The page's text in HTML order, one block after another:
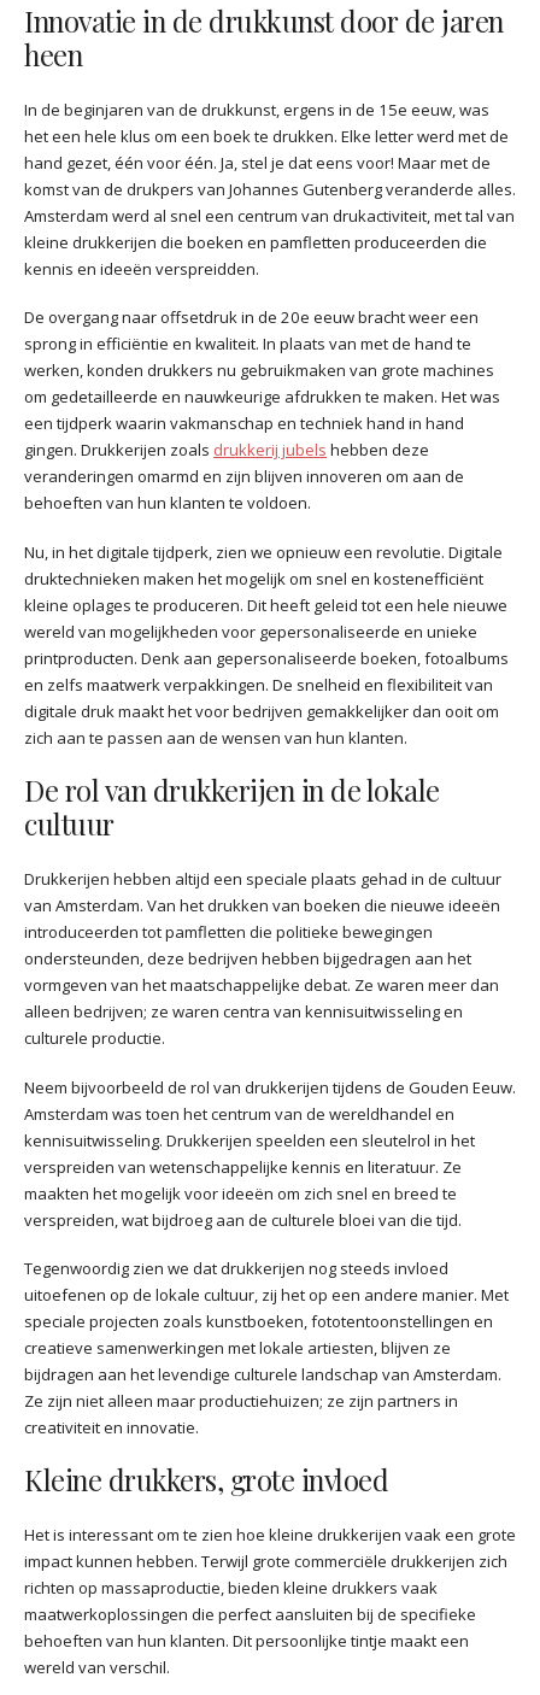
Innovatie in de drukkunst door de jaren
heen
In de beginjaren van de drukkunst, ergens in de 15e eeuw, was
het een hele klus om een boek te drukken. Elke letter werd met de
hand gezet, één voor één. Ja, stel je dat eens voor! Maar met de
komst van de drukpers van Johannes Gutenberg veranderde alles.
Amsterdam werd al snel een centrum van drukactiviteit, met tal van
kleine drukkerijen die boeken en pamfletten produceerden die
kennis en ideeën verspreidden.
De overgang naar offsetdruk in de 20e eeuw bracht weer een
sprong in efficiëntie en kwaliteit. In plaats van met de hand te
werken, konden drukkers nu gebruikmaken van grote machines
om gedetailleerde en nauwkeurige afdrukken te maken. Het was
een tijdperk waarin vakmanschap en techniek hand in hand
gingen. Drukkerijen zoals drukkerij jubels hebben deze
veranderingen omarmd en zijn blijven innoveren om aan de
behoeften van hun klanten te voldoen.
Nu, in het digitale tijdperk, zien we opnieuw een revolutie. Digitale
druktechnieken maken het mogelijk om snel en kostenefficiënt
kleine oplages te produceren. Dit heeft geleid tot een hele nieuwe
wereld van mogelijkheden voor gepersonaliseerde en unieke
printproducten. Denk aan gepersonaliseerde boeken, fotoalbums
en zelfs maatwerk verpakkingen. De snelheid en flexibiliteit van
digitale druk maakt het voor bedrijven gemakkelijker dan ooit om
zich aan te passen aan de wensen van hun klanten.
De rol van drukkerijen in de lokale
cultuur
Drukkerijen hebben altijd een speciale plaats gehad in de cultuur
van Amsterdam. Van het drukken van boeken die nieuwe ideeën
introduceerden tot pamfletten die politieke bewegingen
ondersteunden, deze bedrijven hebben bijgedragen aan het
vormgeven van het maatschappelijke debat. Ze waren meer dan
alleen bedrijven; ze waren centra van kennisuitwisseling en
culturele productie.
Neem bijvoorbeeld de rol van drukkerijen tijdens de Gouden Eeuw.
Amsterdam was toen het centrum van de wereldhandel en
kennisuitwisseling. Drukkerijen speelden een sleutelrol in het
verspreiden van wetenschappelijke kennis en literatuur. Ze
maakten het mogelijk voor ideeën om zich snel en breed te
verspreiden, wat bijdroeg aan de culturele bloei van die tijd.
Tegenwoordig zien we dat drukkerijen nog steeds invloed
uitoefenen op de lokale cultuur, zij het op een andere manier. Met
speciale projecten zoals kunstboeken, fototentoonstellingen en
creatieve samenwerkingen met lokale artiesten, blijven ze
bijdragen aan het levendige culturele landschap van Amsterdam.
Ze zijn niet alleen maar productiehuizen; ze zijn partners in
creativiteit en innovatie.
Kleine drukkers, grote invloed
Het is interessant om te zien hoe kleine drukkerijen vaak een grote
impact kunnen hebben. Terwijl grote commerciële drukkerijen zich
richten op massaproductie, bieden kleine drukkers vaak
maatwerkoplossingen die perfect aansluiten bij de specifieke
behoeften van hun klanten. Dit persoonlijke tintje maakt een
wereld van verschil.